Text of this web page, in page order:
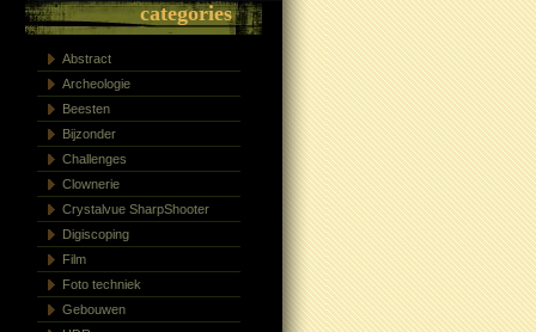
categories
Abstract
Archeologie
Beesten
Bijzonder
Challenges
Clownerie
Crystalvue SharpShooter
Digiscoping
Film
Foto techniek
Gebouwen